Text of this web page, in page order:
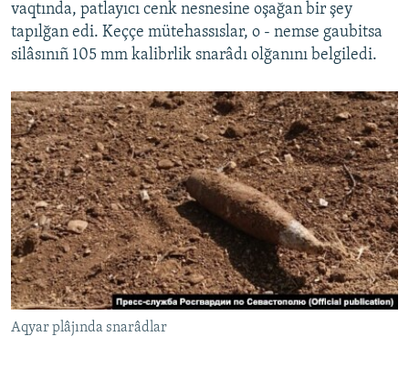
vaqtında, patlayıcı cenk nesnesine oşağan bir şey
tapılğan edi. Keççe mütehassıslar, o - nemse gaubitsa
silâsınıñ 105 mm kalibrlik snarâdı olğanını belgiledi.
Aqyar plâjında snarâdlar